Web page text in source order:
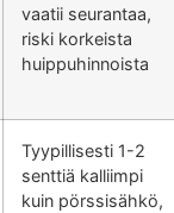
vaatii seurantaa,
riski korkeista
huippuhinnoista
Tyypillisesti 1-2
senttiä kalliimpi
kuin pörssisähkö,